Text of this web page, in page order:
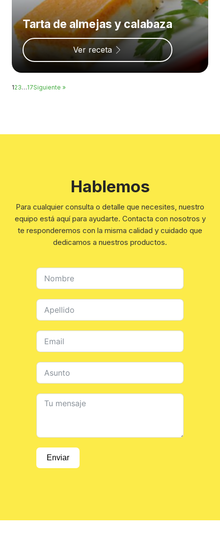
Tarta de almejas y calabaza
Ver receta
123…17Siguiente »
Hablemos
Para cualquier consulta o detalle que necesites, nuestro
equipo está aquí para ayudarte. Contacta con nosotros y
te responderemos con la misma calidad y cuidado que
dedicamos a nuestros productos.
Enviar